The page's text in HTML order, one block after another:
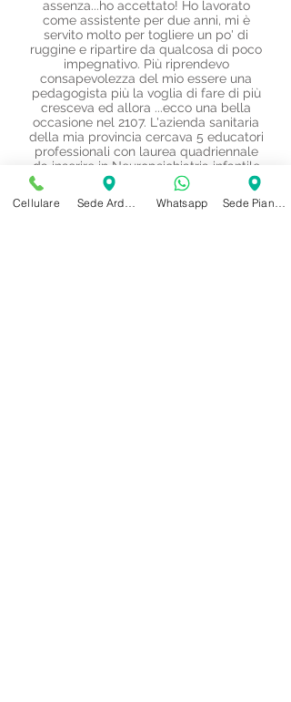
assenza...ho accettato! Ho lavorato
come assistente per due anni, mi è
servito molto per togliere un po' di
ruggine e ripartire da qualcosa di poco
impegnativo. Più riprendevo
consapevolezza del mio essere una
pedagogista più la voglia di fare di più
cresceva ed allora ...ecco una bella
occasione nel 2107. L'azienda sanitaria
della mia provincia cercava 5 educatori
professionali con laurea quadriennale
da inserire in Neuropsichiatria infantile
per un nuovo progetto sugli
adolescenti! Era il mio momento! Ho
sempre sognato di lavorare con quella
Cellulare Whatsapp